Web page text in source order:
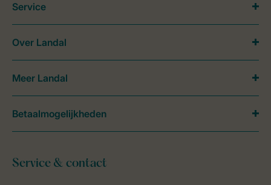
Service & contact
Service
Over Landal
Meer Landal
Betaalmogelijkheden